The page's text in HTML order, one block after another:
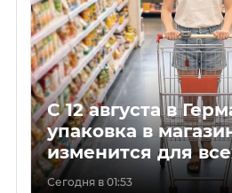
С 12 августа в
упаковка в
изменится для
Сегодня в 01:53